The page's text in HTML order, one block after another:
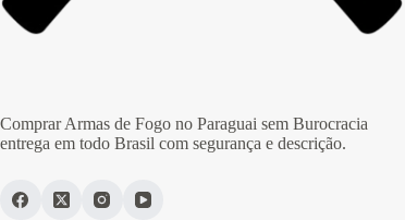
Comprar Armas de Fogo no Paraguai sem Burocracia
entrega em todo Brasil com segurança e descrição.